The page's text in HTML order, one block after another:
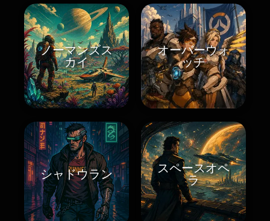
ノーマンズス
カイ
オーバーウォ
ッチ
シャドウラン
スペースオペ
ラ